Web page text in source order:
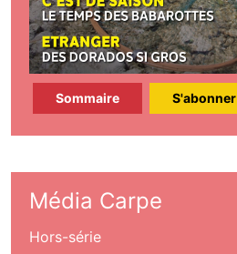
Sommaire S'abonner
Média Carpe
Hors-série